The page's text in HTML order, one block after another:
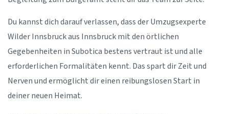
Du kannst dich darauf verlassen, dass der Umzugsexperte
Wilder Innsbruck aus Innsbruck mit den örtlichen
Gegebenheiten in Subotica bestens vertraut ist und alle
erforderlichen Formalitäten kennt. Das spart dir Zeit und
Nerven und ermöglicht dir einen reibungslosen Start in
deiner neuen Heimat.